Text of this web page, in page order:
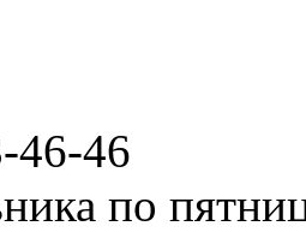
46-46
по